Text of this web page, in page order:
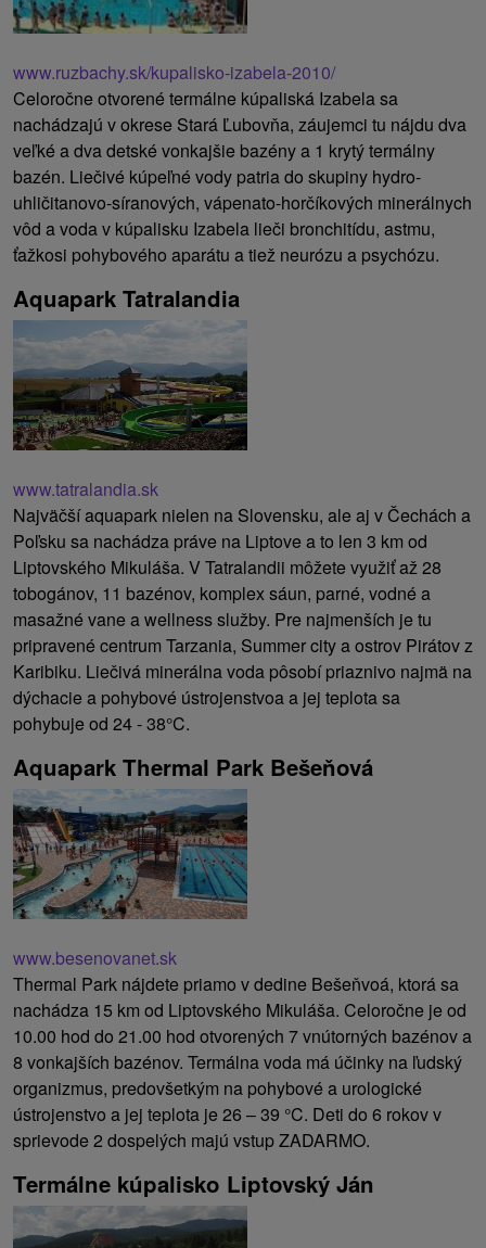
www.ruzbachy.sk/kupalisko-izabela-2010/
Celoročne otvorené termálne kúpaliská Izabela sa
nachádzajú v okrese Stará Ľubovňa, záujemci tu nájdu dva
veľké a dva detské vonkajšie bazény a 1 krytý termálny
bazén. Liečivé kúpeľné vody patria do skupiny hydro-
uhličitanovo-síranových, vápenato-horčíkových minerálnych
vôd a voda v kúpalisku Izabela lieči bronchitídu, astmu,
ťažkosi pohybového aparátu a tiež neurózu a psychózu.
Aquapark Tatralandia
www.tatralandia.sk
Najväčší aquapark nielen na Slovensku, ale aj v Čechách a
Poľsku sa nachádza práve na Liptove a to len 3 km od
Liptovského Mikuláša. V Tatralandii môžete využiť až 28
tobogánov, 11 bazénov, komplex sáun, parné, vodné a
masažné vane a wellness služby. Pre najmenších je tu
pripravené centrum Tarzania, Summer city a ostrov Pirátov z
Karibiku. Liečivá minerálna voda pôsobí priaznivo najmä na
dýchacie a pohybové ústrojenstvoa a jej teplota sa
pohybuje od 24 - 38°C.
Aquapark Thermal Park Bešeňová
www.besenovanet.sk
Thermal Park nájdete priamo v dedine Bešeňvoá, ktorá sa
nachádza 15 km od Liptovského Mikuláša. Celoročne je od
10.00 hod do 21.00 hod otvorených 7 vnútorných bazénov a
8 vonkajších bazénov. Termálna voda má účinky na ľudský
organizmus, predovšetkým na pohybové a urologické
ústrojenstvo a jej teplota je 26 – 39 °C. Deti do 6 rokov v
sprievode 2 dospelých majú vstup ZADARMO.
Termálne kúpalisko Liptovský Ján